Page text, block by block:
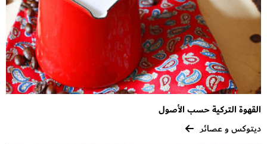
القهوة التركية حسب الأصول
ديتوكس و عصائر